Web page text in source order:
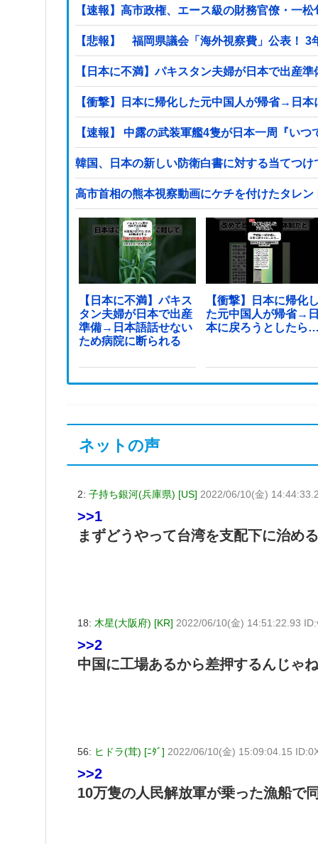
【速報】高市政権、エース級の財務官僚・一
【
【日本に不満】パキスタン夫婦が日本で出産
【衝撃】日本に帰化した元中国人が帰省→日
【速報】 中露の武装軍艦4隻が日本一周『い
韓国、日本の新しい防衛白書に対する当てつ
高市首相の熊本視察動画にケチを付けたタレ
【日本に不満】パキス
タン夫婦が日本で出産
準備→日本語話せない
ため病院に断られる
【衝撃】日本に帰化
た元中国人が帰省→
本に戻ろうとしたら
ネットの声
2: 子持ち銀河(兵庫県) [US] 2022/06/10(金)
>>1
まずどうやって台湾を支配下に治め
18: 木星(大阪府) [KR] 2022/06/10(金) 14:51:22.93
>>2
中国に工場あるから差押するんじゃね
56: ヒドラ(茸) [ﾆﾀﾞ] 2022/06/10(金) 15:09:04.15
>>2
10万隻の人民解放軍が乗った漁船で